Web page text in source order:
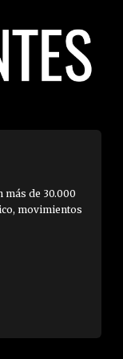
más de 30.000
movimientos